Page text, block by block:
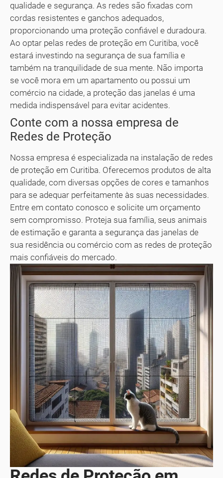
qualidade e segurança. As redes são fixadas com
cordas resistentes e ganchos adequados,
proporcionando uma proteção confiável e duradoura.
Ao optar pelas redes de proteção em Curitiba, você
estará investindo na segurança de sua família e
também na tranquilidade de sua mente. Não importa
se você mora em um apartamento ou possui um
comércio na cidade, a proteção das janelas é uma
medida indispensável para evitar acidentes.
Conte com a nossa empresa de
Redes de Proteção
Nossa empresa é especializada na instalação de redes
de proteção em Curitiba. Oferecemos produtos de alta
qualidade, com diversas opções de cores e tamanhos
para se adequar perfeitamente às suas necessidades.
Entre em contato conosco e solicite um orçamento
sem compromisso. Proteja sua família, seus animais
de estimação e garanta a segurança das janelas de
sua residência ou comércio com as redes de proteção
mais confiáveis do mercado.